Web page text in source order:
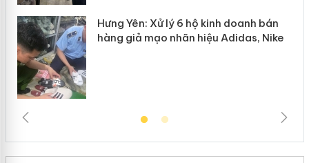
Hưng Yên: Xử lý 6 hộ kinh doanh bán
hàng giả mạo nhãn hiệu Adidas, Nike